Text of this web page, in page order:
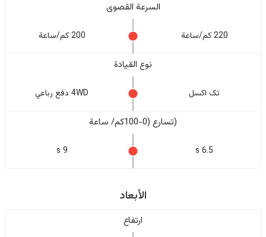
السرعة القصوى
220 كم/ساعة 200 كم/ساعة
نوع القيادة
تک اکسل 4WD دفع رباعي
(تسارع (0-100كم/ ساعة
6.5 s
9 s
الأبعاد
ارتفاع